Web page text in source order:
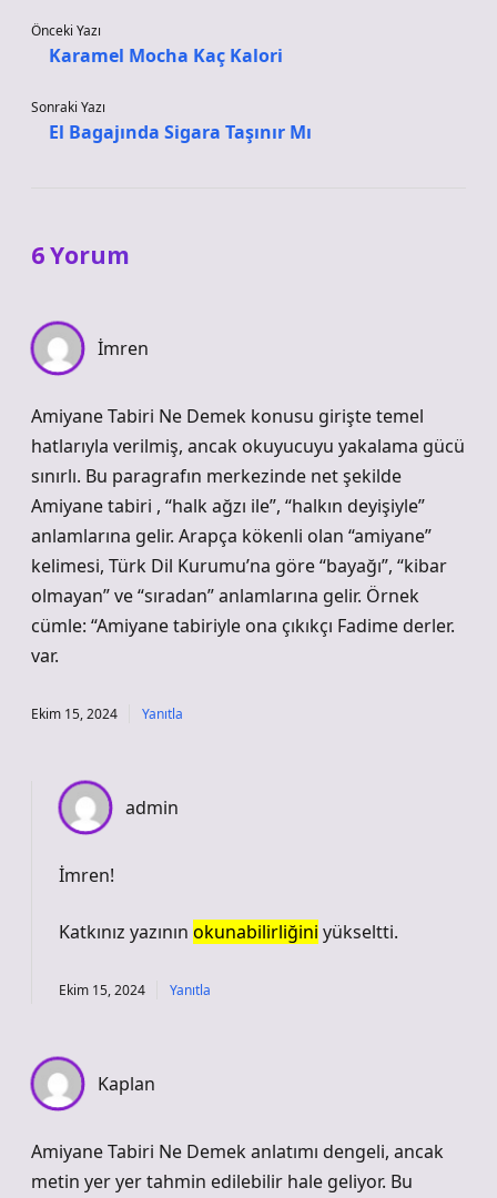
Önceki Yazı
Karamel Mocha Kaç Kalori
Sonraki Yazı
El Bagajında Sigara Taşınır Mı
6 Yorum
İmren
Amiyane Tabiri Ne Demek konusu girişte temel
hatlarıyla verilmiş, ancak okuyucuyu yakalama gücü
sınırlı. Bu paragrafın merkezinde net şekilde
Amiyane tabiri , “halk ağzı ile”, “halkın deyişiyle”
anlamlarına gelir. Arapça kökenli olan “amiyane”
kelimesi, Türk Dil Kurumu’na göre “bayağı”, “kibar
olmayan” ve “sıradan” anlamlarına gelir. Örnek
cümle: “Amiyane tabiriyle ona çıkıkçı Fadime derler.
var.
Ekim 15, 2024 Yanıtla
admin
İmren!
Katkınız yazının okunabilirliğini yükseltti.
Ekim 15, 2024 Yanıtla
Kaplan
Amiyane Tabiri Ne Demek anlatımı dengeli, ancak
metin yer yer tahmin edilebilir hale geliyor. Bu